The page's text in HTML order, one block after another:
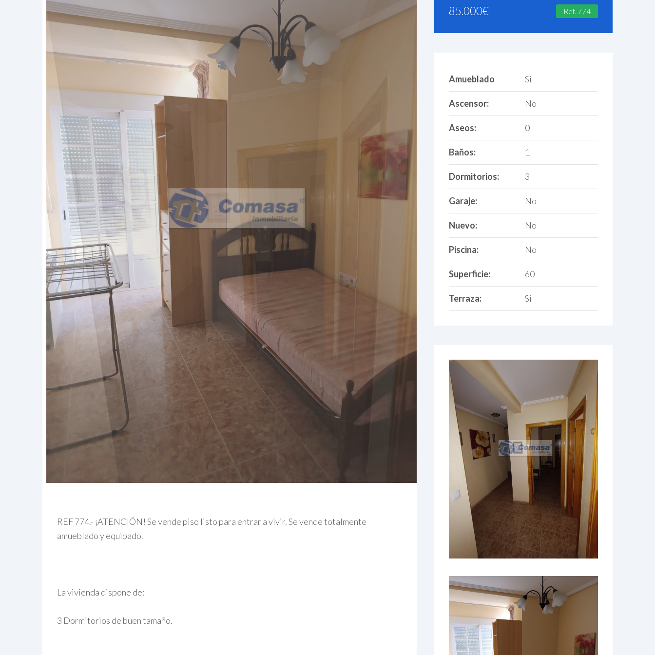
REF 774.- ¡ATENCIÓN! Se vende piso listo para entrar a vivir. Se vende totalmente
amueblado y equipado.
La vivienda dispone de:
3 Dormitorios de buen tamaño.
85.000€ Ref. 774
Amueblado Si
Ascensor: No
Aseos: 0
Baños: 1
Dormitorios: 3
Garaje: No
Nuevo: No
Piscina: No
Superficie: 60
Terraza: Si